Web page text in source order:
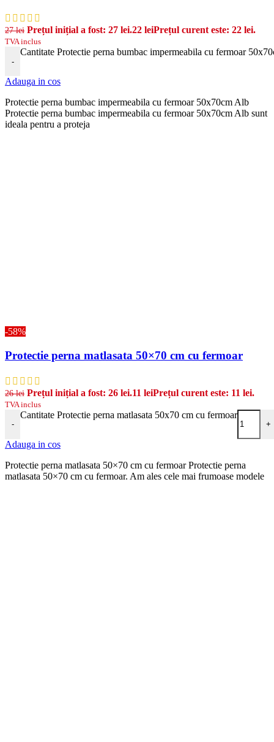
27lei Prețul inițial a fost: 27 lei.22 leiPrețul curent este: 22 lei.
TVA inclus
-
Cantitate Protectie perna bumbac impermeabila cu fermoar
Adauga in cos
Protectie perna bumbac impermeabila cu fermoar 50x70cm Alb
Protectie perna bumbac impermeabila cu fermoar 50x70cm Alb sunt
ideala pentru a proteja
-58%
Protectie perna matlasata 50×70 cm cu fermoar
26lei Prețul inițial a fost: 26 lei.11 leiPrețul curent este: 11 lei.
TVA inclus
-
Cantitate Protectie perna matlasata 50x70 cm cu fermoar
+
Adauga in cos
Protectie perna matlasata 50×70 cm cu fermoar Protectie perna
matlasata 50×70 cm cu fermoar. Am ales cele mai frumoase modele